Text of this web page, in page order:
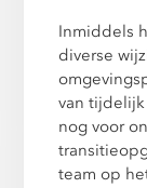
Inmiddels
diverse
van
nog voor
team op